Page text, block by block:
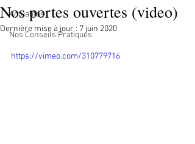
Actualités
Nos Conseils Pratiques
Nos portes ouvertes (video)
Dernière mise à jour : 7 juin 2020
https://vimeo.com/310779716